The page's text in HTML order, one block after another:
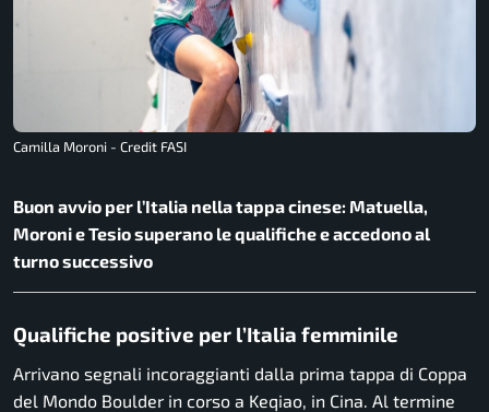
Camilla Moroni - Credit FASI
Buon avvio per l’Italia nella tappa cinese: Matuella,
Moroni e Tesio superano le qualifiche e accedono al
turno successivo
Qualifiche positive per l’Italia femminile
Arrivano segnali incoraggianti dalla prima tappa di Coppa
del Mondo Boulder in corso a Keqiao, in Cina. Al termine